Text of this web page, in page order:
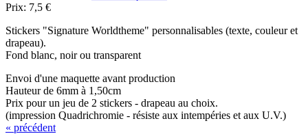
Prix: 7,5 €
Stickers "Signature Worldtheme" personnalisables (texte, couleur et
drapeau).
Fond blanc, noir ou transparent
Envoi d'une maquette avant production
Hauteur de 6mm à 1,50cm
Prix pour un jeu de 2 stickers - drapeau au choix.
(impression Quadrichromie - résiste aux intempéries et aux U.V.)
« précédent